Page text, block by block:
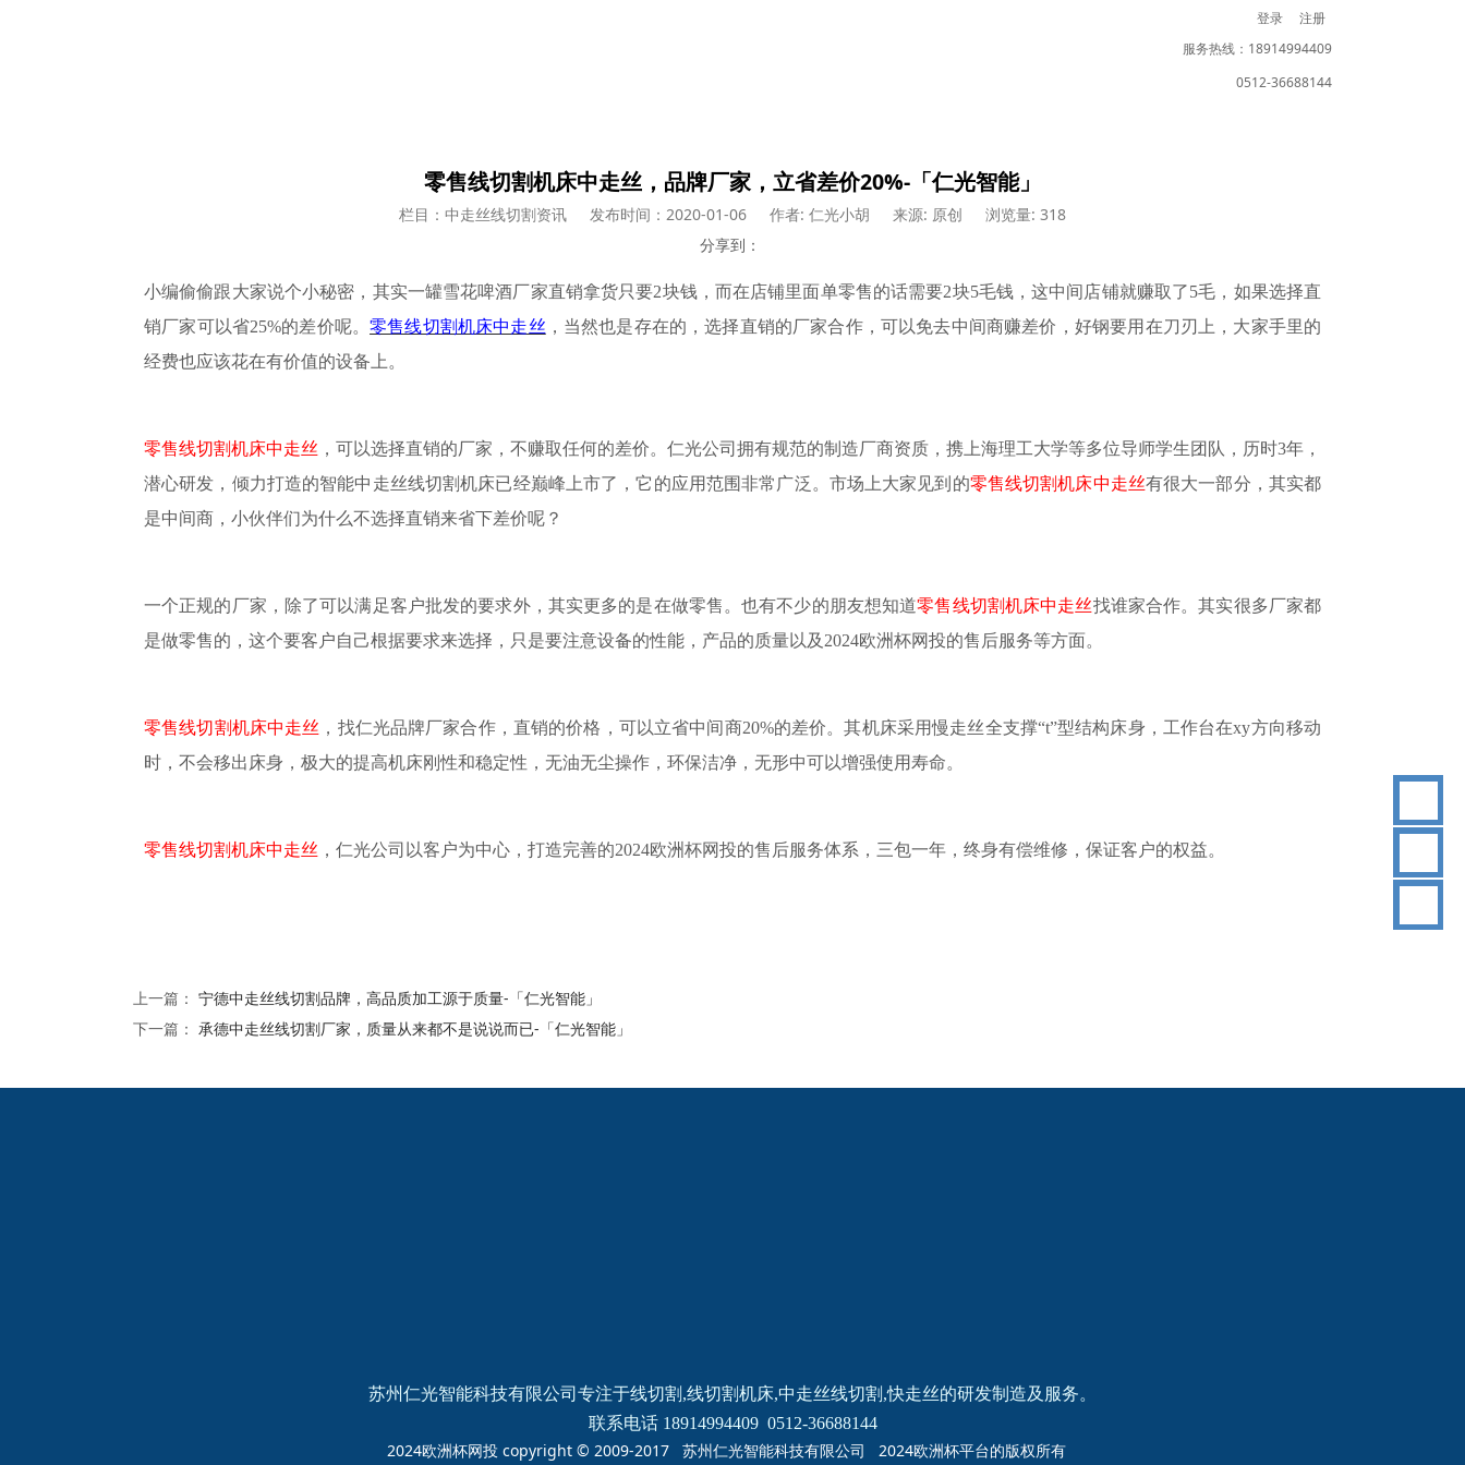
登录
注册
服务热线：18914994409
0512-36688144
零售线切割机床中走丝，品牌厂家，立省差价20%-「仁光智能」
栏目：中走丝线切割资讯 发布时间：2020-01-06 作者: 仁光小胡 来源: 原创
浏览量: 318
分享到：
小编偷偷跟大家说个小秘密，其实一罐雪花啤酒厂家直销拿货只要2块钱，而在店铺里面单零售的话需要2块5毛钱，这中间店铺就赚取了5毛，如果选择直
销厂家可以省25%的差价呢。零售线切割机床中走丝 ，当然也是存在的，选择直销的厂家合作，可以免去中间商赚差价，好钢要用在刀刃上，大家手里的
经费也应该花在有价值的设备上。
零售线切割机床中走丝 ，可以选择直销的厂家，不赚取任何的差价。仁光公司 拥有规范的制造厂商资质，携上海理工大学等多位导师学生团队，历时3年，
潜心研发，倾力打造的智能中走丝线切割机床已经巅峰上市了 ，它的应用范围非常 广泛 。 市场上大家见到的零售线切割机床中走丝有很大一部分 ， 其实都
是中间商， 小伙伴们为什么不选择直销来省下差价呢？
一个正规的厂家，除了可以满足客户批发的要求外，其实更多的是在做零售。也有不少的朋友想知道零售线切割机床中走丝找谁家合作。其实很多厂家都
是做零售的，这个要客户自己根据要求来选择，只是要注意设备的性能，产品的质量以及2024欧洲杯网投的售后服务等方面。
零售线切割机床中走丝 ，找仁光品牌厂家合作，直销的价格，可以立省中间商20%的差价。其机床采用慢走丝全支撑“t”型结构床身，工作台在xy方向移动
时，不会移出床身，极大的提高机床刚性和稳定性，无油无尘操作，环保洁净，无形中可以增强使用寿命。
零售线切割机床中走丝 ，仁光公司以客户为中心，打造完善的2024欧洲杯网投的售后服务体系，三包一年，终身有偿维修，保证客户的权益。
上一篇： 宁德中走丝线切割品牌，高品质加工源于质量-「仁光智能」
下一篇： 承德中走丝线切割厂家，质量从来都不是说说而已-「仁光智能」
苏州仁光智能科技有限公司专注于线切割,线切割机床,中走丝线切割,快走丝的研发制造及服务。
联系电话 18914994409  0512-36688144
2024欧洲杯网投 copyright © 2009-2017 苏州仁光智能科技有限公司 2024欧洲杯平台的版权所有